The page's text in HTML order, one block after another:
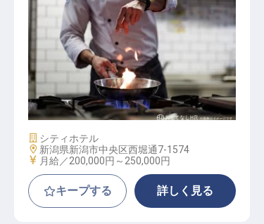
調理部門その他 / 正社員
施設業態
シティホテル
勤務地
新潟県新潟市中央区西堀通7-1574
給与
月給／200,000円～ 250,000円
キープする 詳しく見る